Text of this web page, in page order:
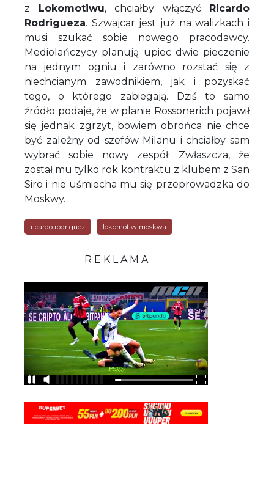
z Lokomotiwu, chciałby włączyć Ricardo
Rodrigueza. Szwajcar jest już na walizkach i
musi szukać sobie nowego pracodawcy.
Mediolańczycy planują upiec dwie pieczenie
na jednym ogniu i zarówno rozstać się z
niechcianym zawodnikiem, jak i pozyskać
tego, o którego zabiegają. Dziś to samo
źródło podaje, że w planie Rossonerich pojawił
się jednak zgrzyt, bowiem obrońca nie chce
być zależny od szefów Milanu i chciałby sam
wybrać sobie nowy zespół. Zwłaszcza, że
został mu tylko rok kontraktu z klubem z San
Siro i nie uśmiecha mu się przeprowadzka do
Moskwy.
ricardo rodriguez lokomotiw moskwa
R E K L A M A